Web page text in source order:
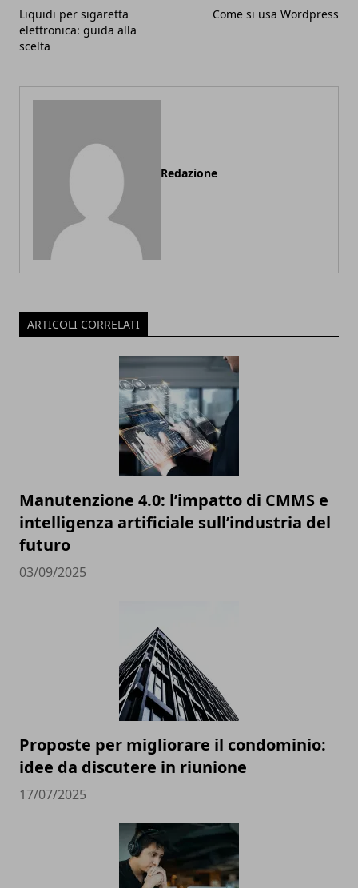
Liquidi per sigaretta
elettronica: guida alla
scelta
Come si usa Wordpress
Redazione
ARTICOLI CORRELATI
Manutenzione 4.0: l’impatto di CMMS e
intelligenza artificiale sull’industria del
futuro
03/09/2025
Proposte per migliorare il condominio:
idee da discutere in riunione
17/07/2025